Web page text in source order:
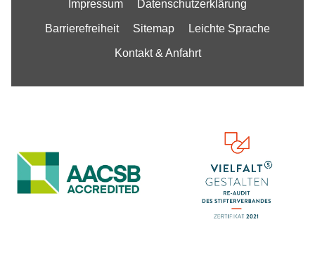
Impressum Datenschutzerklärung
Barrierefreiheit Sitemap Leichte Sprache
Kontakt & Anfahrt